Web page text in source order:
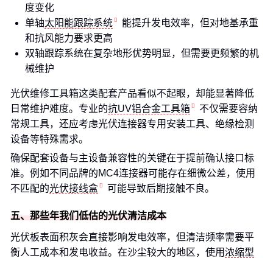
度变化
单轴太阳能跟踪系统
能提升发电效率，但对地基承重
和抗风能力要求更高
双轴跟踪系统在复杂地形优势明显，但需要更频繁的机
械维护
光伏维修工具箱这类配套产品看似不起眼，却能显著降低
日常维护难度。专业的抗UV铝合金工具箱
不仅需要容纳
常规工具，还应考虑光伏连接器专用安装工具、绝缘检测
设备等特殊需求。
确保配套设备与主设备兼容性的关键在于提前确认接口标
准。例如不同品牌的MC4连接器可能存在细微公差，使用
不匹配的光伏接线盒 可能导致后期接触不良。
五、那些年我们低估的光伏清洁成本
光伏板表面积灰会直接影响发电效率，但清洁频率需要平
衡人工成本和发电收益。在沙尘较大的地区，使用浓缩型